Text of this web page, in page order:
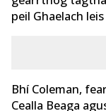
peil Ghaelach
Bhí Coleman,
Cealla Beaga